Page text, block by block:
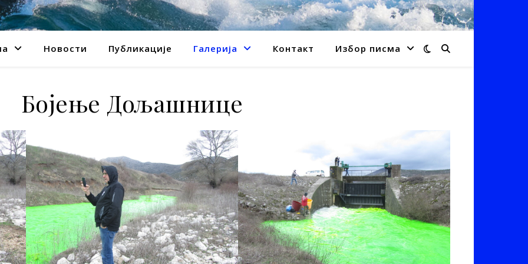
Новости Публикације Галерија Контакт Избор писма
Бојење Дољашнице